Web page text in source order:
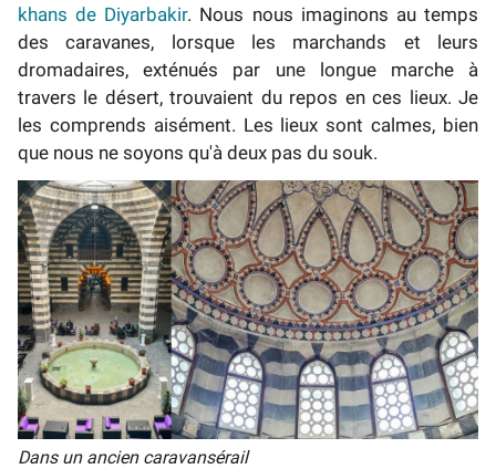
khans de Diyarbakir. Nous nous imaginons au temps
des caravanes, lorsque les marchands et leurs
dromadaires, exténués par une longue marche à
travers le désert, trouvaient du repos en ces lieux. Je
les comprends aisément. Les lieux sont calmes, bien
que nous ne soyons qu'à deux pas du souk.
Dans un ancien caravansérail